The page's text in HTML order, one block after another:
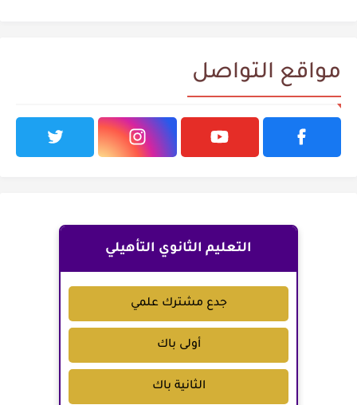
مواقع التواصل
التعليم الثانوي التأهيلي
جدع مشترك علمي
أولى باك
الثانية باك